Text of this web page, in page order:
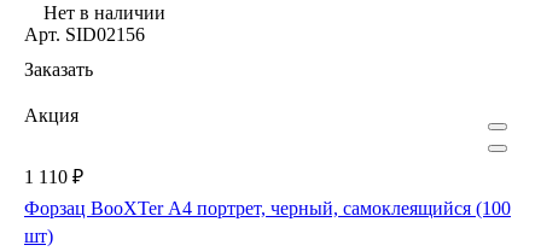
Нет в наличии
Арт. SID02156
Заказать
Акция
1 110 ₽
Форзац BooXTer А4 портрет, черный, самоклеящийся (100
шт)